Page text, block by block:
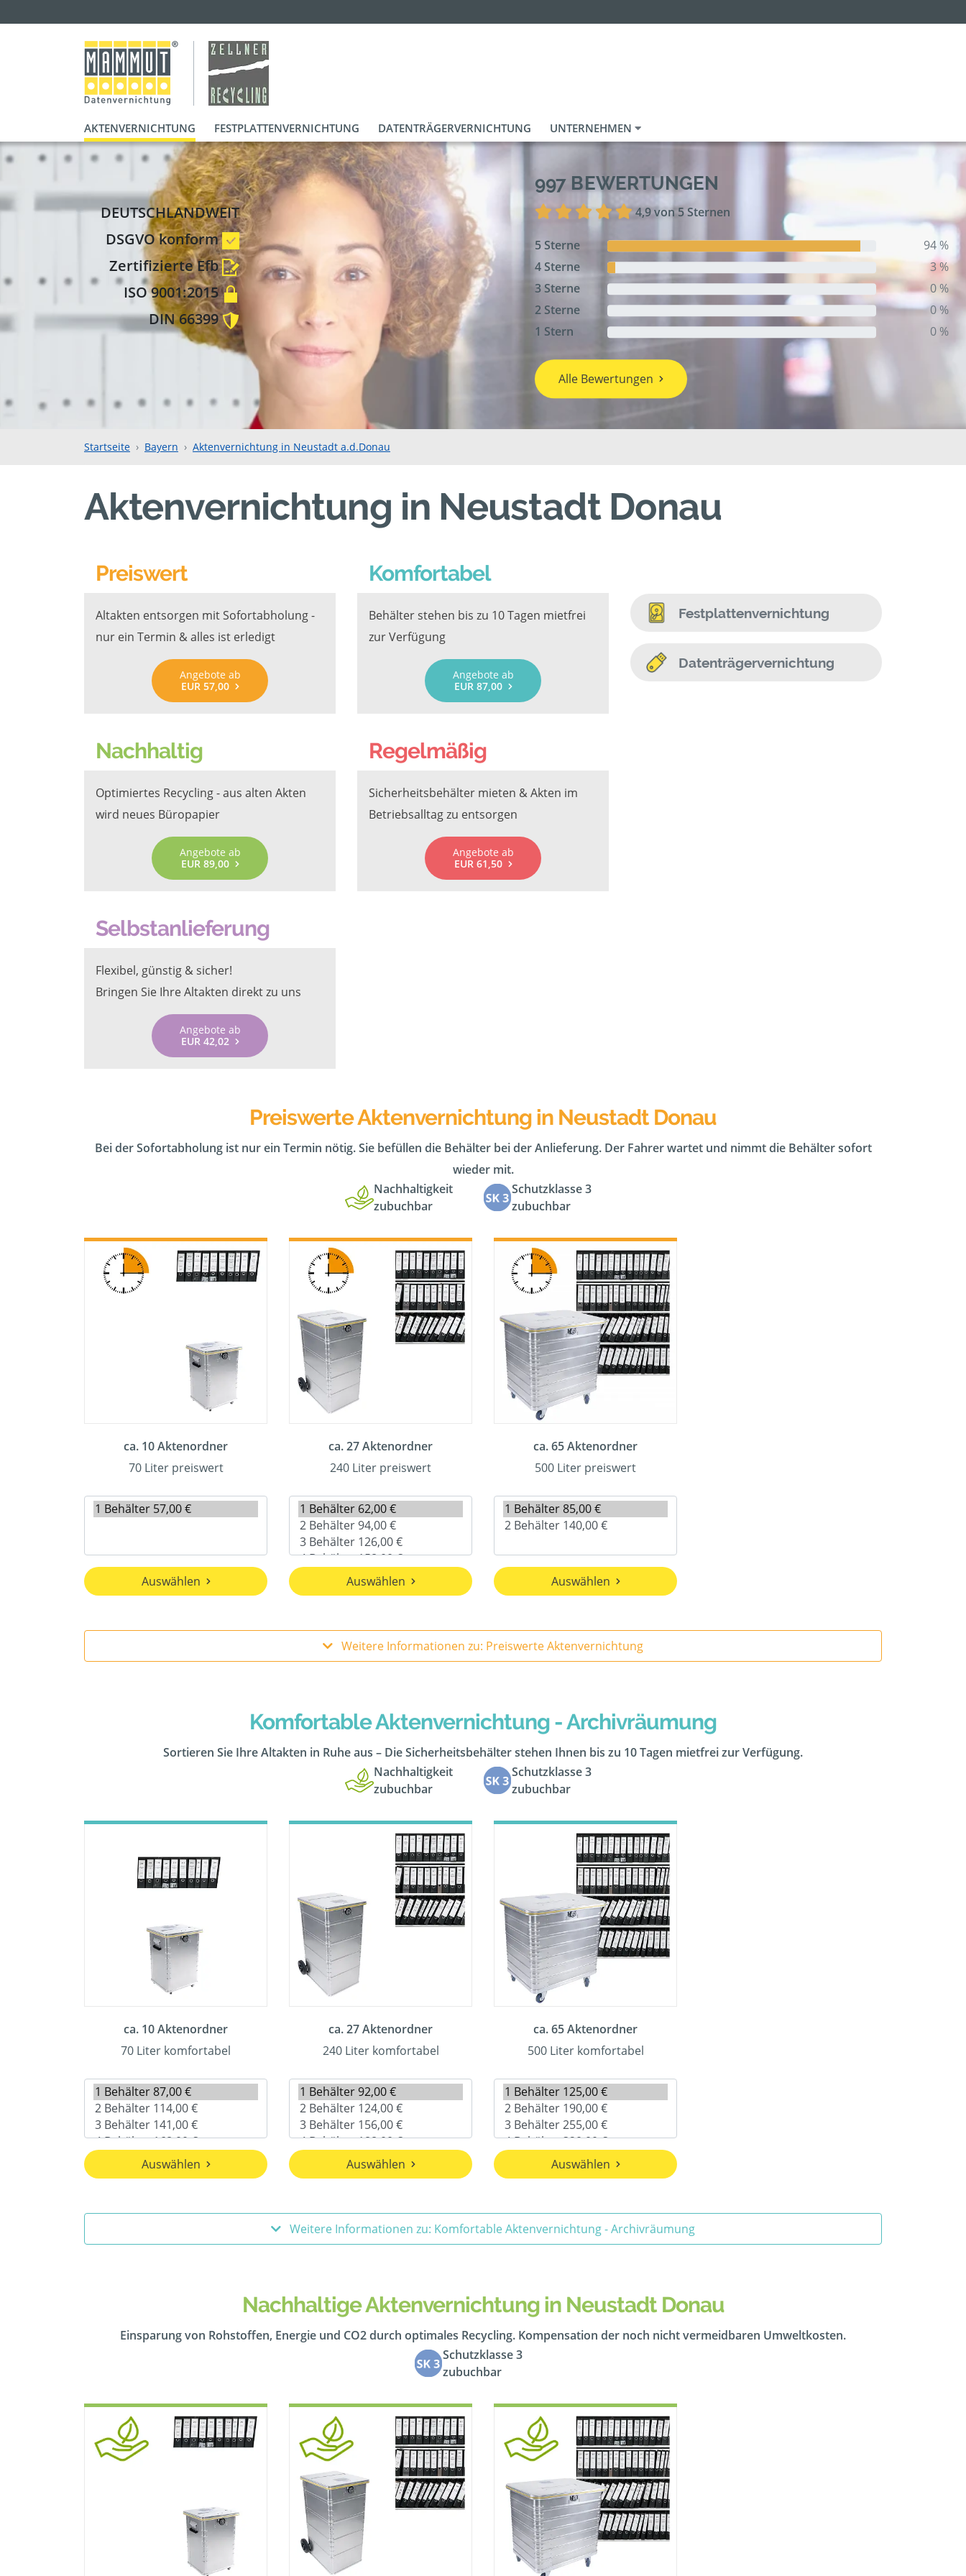
AKTENVERNICHTUNG FESTPLATTENVERNICHTUNG DATENTRÄGERVERNICHTUNG UNTERNEHMEN
DEUTSCHLANDWEIT
DSGVO konform
Zertifizierte Efb
ISO 9001:2015
DIN 66399
997 BEWERTUNGEN
4,9 von 5 Sternen
5 Sterne
94 %
4 Sterne
3 %
3 Sterne
0 %
2 Sterne
0 %
1 Stern
0 %
Alle Bewertungen
Startseite Bayern Aktenvernichtung in Neustadt a.d.Donau
Aktenvernichtung in Neustadt Donau
Preiswert
Altakten entsorgen mit Sofortabholung -
nur ein Termin & alles ist erledigt
Angebote ab
EUR 57,00
Komfortabel
Behälter stehen bis zu 10 Tagen mietfrei
zur Verfügung
Angebote ab
EUR 87,00
Nachhaltig
Optimiertes Recycling - aus alten Akten
wird neues Büropapier
Angebote ab
EUR 89,00
Regelmäßig
Sicherheitsbehälter mieten & Akten im
Betriebsalltag zu entsorgen
Angebote ab
EUR 61,50
Selbstanlieferung
Flexibel, günstig & sicher!
Bringen Sie Ihre Altakten direkt zu uns
Angebote ab
EUR 42,02
Festplattenvernichtung
Datenträgervernichtung
Preiswerte Aktenvernichtung in Neustadt Donau
Bei der Sofortabholung ist nur ein Termin nötig. Sie befüllen die Behälter bei der Anlieferung. Der Fahrer wartet und nimmt die Behälter sofort
wieder mit.
Nachhaltigkeit
zubuchbar
Schutzklasse 3
zubuchbar
ca. 10 Aktenordner
70 Liter preiswert
Auswählen
ca. 27 Aktenordner
240 Liter preiswert
Auswählen
ca. 65 Aktenordner
500 Liter preiswert
Auswählen
Weitere Informationen zu: Preiswerte Aktenvernichtung
Komfortable Aktenvernichtung - Archivräumung
Sortieren Sie Ihre Altakten in Ruhe aus – Die Sicherheitsbehälter stehen Ihnen bis zu 10 Tagen mietfrei zur Verfügung.
Nachhaltigkeit
zubuchbar
Schutzklasse 3
zubuchbar
ca. 10 Aktenordner
70 Liter komfortabel
Auswählen
ca. 27 Aktenordner
240 Liter komfortabel
Auswählen
ca. 65 Aktenordner
500 Liter komfortabel
Auswählen
Weitere Informationen zu: Komfortable Aktenvernichtung - Archivräumung
Nachhaltige Aktenvernichtung in Neustadt Donau
Einsparung von Rohstoffen, Energie und CO2 durch optimales Recycling. Kompensation der noch nicht vermeidbaren Umweltkosten.
Schutzklasse 3
zubuchbar